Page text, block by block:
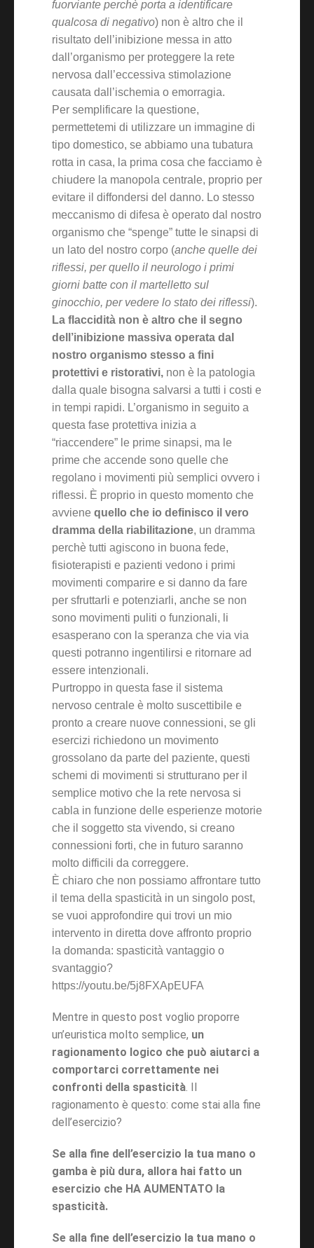
fuorviante perchè porta a identificare
qualcosa di negativo) non è altro che il
risultato dell’inibizione messa in atto
dall’organismo per proteggere la rete
nervosa dall’eccessiva stimolazione
causata dall’ischemia o emorragia.
Per semplificare la questione,
permettetemi di utilizzare un immagine di
tipo domestico, se abbiamo una tubatura
rotta in casa, la prima cosa che facciamo è
chiudere la manopola centrale, proprio per
evitare il diffondersi del danno. Lo stesso
meccanismo di difesa è operato dal nostro
organismo che “spenge” tutte le sinapsi di
un lato del nostro corpo (anche quelle dei
riflessi, per quello il neurologo i primi
giorni batte con il martelletto sul
ginocchio, per vedere lo stato dei riflessi).
La flaccidità non è altro che il segno
dell’inibizione massiva operata dal
nostro organismo stesso a fini
protettivi e ristorativi, non è la patologia
dalla quale bisogna salvarsi a tutti i costi e
in tempi rapidi. L’organismo in seguito a
questa fase protettiva inizia a
“riaccendere” le prime sinapsi, ma le
prime che accende sono quelle che
regolano i movimenti più semplici ovvero i
riflessi. È proprio in questo momento che
avviene quello che io definisco il vero
dramma della riabilitazione, un dramma
perchè tutti agiscono in buona fede,
fisioterapisti e pazienti vedono i primi
movimenti comparire e si danno da fare
per sfruttarli e potenziarli, anche se non
sono movimenti puliti o funzionali, li
esasperano con la speranza che via via
questi potranno ingentilirsi e ritornare ad
essere intenzionali.
Purtroppo in questa fase il sistema
nervoso centrale è molto suscettibile e
pronto a creare nuove connessioni, se gli
esercizi richiedono un movimento
grossolano da parte del paziente, questi
schemi di movimenti si strutturano per il
semplice motivo che la rete nervosa si
cabla in funzione delle esperienze motorie
che il soggetto sta vivendo, si creano
connessioni forti, che in futuro saranno
molto difficili da correggere.
È chiaro che non possiamo affrontare tutto
il tema della spasticità in un singolo post,
se vuoi approfondire qui trovi un mio
intervento in diretta dove affronto proprio
la domanda: spasticità vantaggio o
svantaggio?
https://youtu.be/5j8FXApEUFA
Mentre in questo post voglio proporre
un’euristica molto semplice, un
ragionamento logico che può aiutarci a
comportarci correttamente nei
confronti della spasticità. Il
ragionamento è questo: come stai alla fine
dell’esercizio?
Se alla fine dell’esercizio la tua mano o
gamba è più dura, allora hai fatto un
esercizio che HA AUMENTATO la
spasticità.
Se alla fine dell’esercizio la tua mano o